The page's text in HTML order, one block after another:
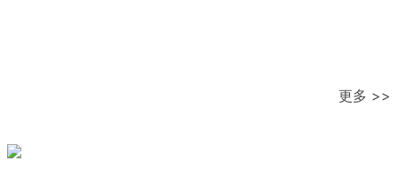
更多 >>